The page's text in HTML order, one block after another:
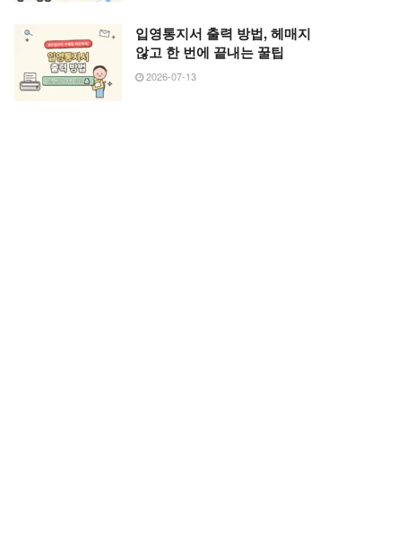
입영통지서 출력 방법, 헤매지
않고 한 번에 끝내는 꿀팁
2026-07-13